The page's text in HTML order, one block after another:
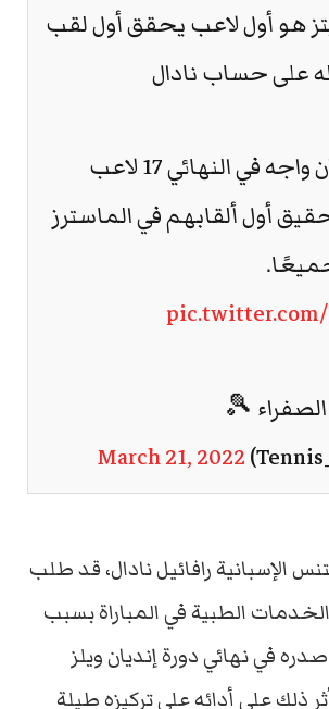
هو أول لاعب يحقق أول لقب
على حساب نادال
نادال سبق و ان واجه في النهائي 17 لاعب
أول ألقابهم في الماسترز
🎾
March 21, 2022
الإسبانية رافائيل نادال، قد طلب
الطبية في المباراة بسبب
في نهائي دورة إنديان ويلز
ذلك على أدائه على تركيزه طيلة